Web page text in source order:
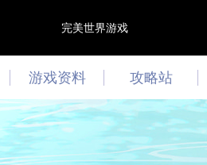
完美世界游戏
游戏资料 攻略站
游戏资讯
攻略心得